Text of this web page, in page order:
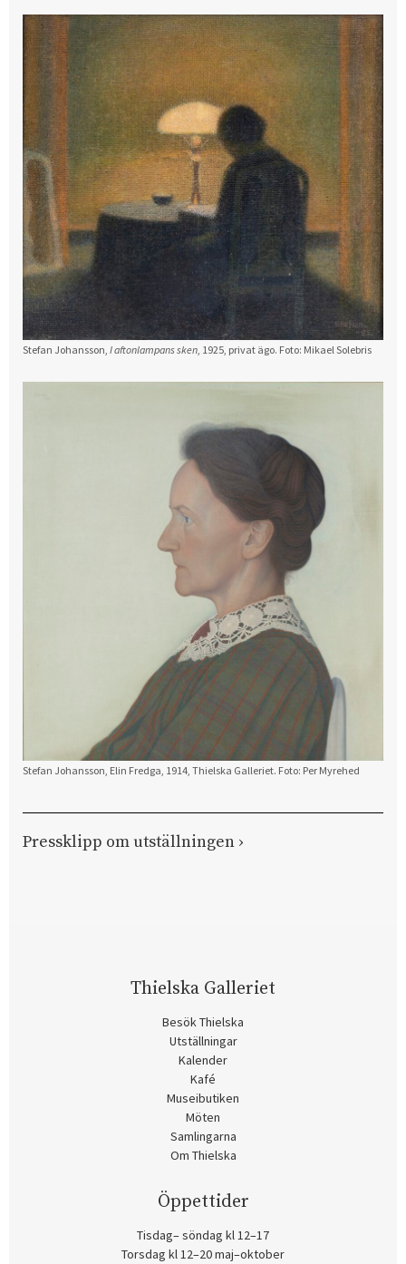
Stefan Johansson, I aftonlampans sken , 1925, privat ägo. Foto: Mikael Solebris
Stefan Johansson, Elin Fredga, 1914, Thielska Galleriet. Foto: Per Myrehed
Pressklipp om utställningen ›
Thielska Galleriet
Besök Thielska
Utställningar
Kalender
Kafé
Museibutiken
Möten
Samlingarna
Om Thielska
Öppettider
Tisdag– söndag kl 12–17
Torsdag kl 12–20 maj–oktober